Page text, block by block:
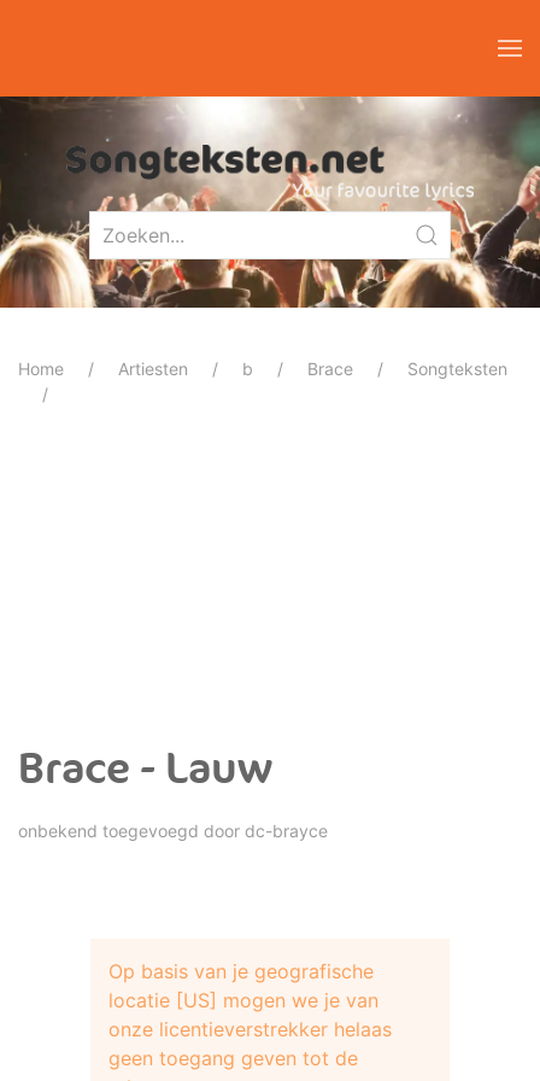
Home Artiesten b Brace Songteksten
Brace - Lauw
onbekend toegevoegd door dc-brayce
Op basis van je geografische
locatie [US] mogen we je van
onze licentieverstrekker helaas
geen toegang geven tot de